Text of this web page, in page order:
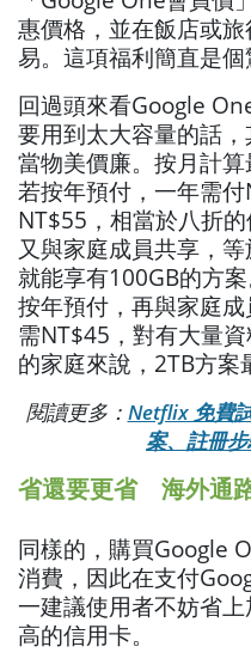
惠價格，並在飯店或
易。這項福利簡直是個
回過頭來看Google
要用到太大容量的話
當物美價廉。按月計
若按年預付，一年需
NT$55，相當於八折
又與家庭成員共享，
就能享有100GB的方
按年預付，再與家庭
需NT$45，對有大量
的家庭來說，2TB方案
閱讀更多： Netflix 免費
案、註冊
省還要更省 海外通
同樣的，購買Google
消費，因此在支付
一建議使用者不妨省
高的信用卡。